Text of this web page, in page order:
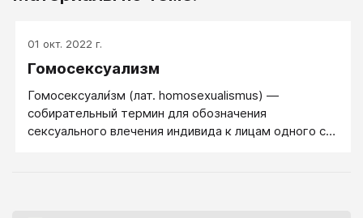
01 окт. 2022 г.
Гомосексуализм
Гомосексуали́зм (лат. homosexualismus) —
собирательный термин для обозначения
сексуального влeчения индивида к лицам одного с